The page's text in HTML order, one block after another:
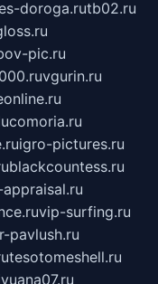
doroga.rutb02.ru
pic.ru
vgurin.ru
igro-pictures.ru
blackcountess.ru
vip-surfing.ru
pavlush.ru
tesotomeshell.ru